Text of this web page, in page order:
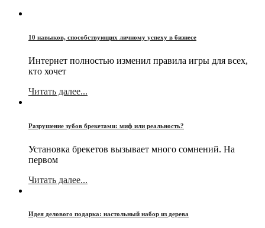
10 навыков, способствующих личному успеху в бизнесе
Интернет полностью изменил правила игры для всех,
кто хочет
Читать далее...
Разрушение зубов брекетами: миф или реальность?
Установка брекетов вызывает много сомнений. На
первом
Читать далее...
Идея делового подарка: настольный набор из дерева